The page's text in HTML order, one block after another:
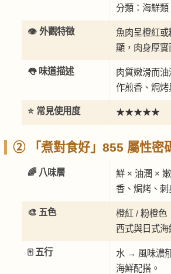
分類：海鮮類
👁️ 外觀特徵
魚肉呈橙紅
顯，肉身厚實
👅 味道描述
肉質嫩滑而
作煎香、焗烤
⭐ 常見使用度 ★★★★★
② 「煮對食好」855 屬性密
🌈 八味層
鮮 × 油潤 ×
香、焗烤、刺
🎨 五色
橙紅 / 粉橙
西式與日式海
🀄 五行
水 → 風味濃
海鮮配搭。